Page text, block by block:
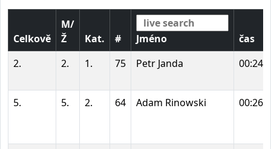
Celkově
M/
Ž
Kat. # Jméno
čas
2.
2. 1. 75 Petr Janda
5. 5. 2. 64 Adam Rinowski